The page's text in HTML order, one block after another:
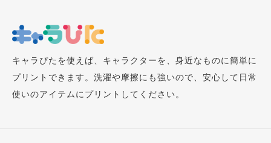
キャラぴたを使えば、キャラクターを、身近なものに簡単に
プリントできます。洗濯や摩擦にも強いので、安心して日常
使いのアイテムにプリントしてください。